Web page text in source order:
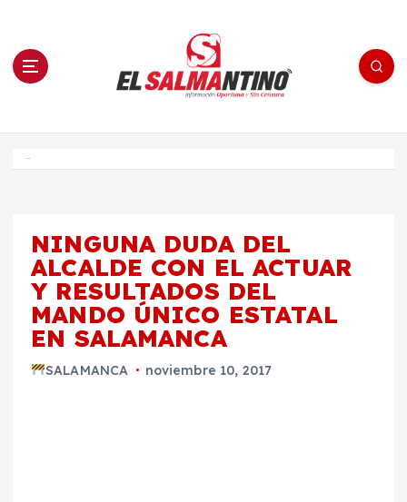
n El Salmantino - medios/noticias/editorial
NINGUNA DUDA DEL
ALCALDE CON EL ACTUAR
Y RESULTADOS DEL
MANDO ÚNICO ESTATAL
EN SALAMANCA
SALAMANCA noviembre 10, 2017